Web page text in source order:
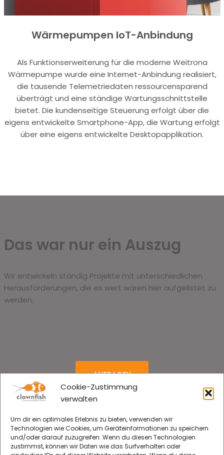
Cookie-Zustimmung
verwalten
Um dir ein optimales Erlebnis zu bieten, verwenden wir
Technologien wie Cookies, um Geräteinformationen zu speichern
und/oder darauf zuzugreifen. Wenn du diesen Technologien
zustimmst, können wir Daten wie das Surfverhalten oder
Wärmepumpen IoT-Anbindung
Als Funktionserweiterung für die moderne Weitrona
Wärmepumpe wurde eine Internet-Anbindung realisiert,
die tausende Telemetriedaten ressourcensparend
überträgt und eine ständige Wartungsschnittstelle
bietet. Die kundenseitige Steuerung erfolgt über die
eigens entwickelte Smartphone-App, die Wartung erfolgt
über eine eigens entwickelte Desktopapplikation.
Das war nur ein Auszug
Wir entwickeln ständig Projekte mit unterschiedlichen
Herausforderungen, die es wert wären hier aufgelistet zu
werden.
ANFRAGEN